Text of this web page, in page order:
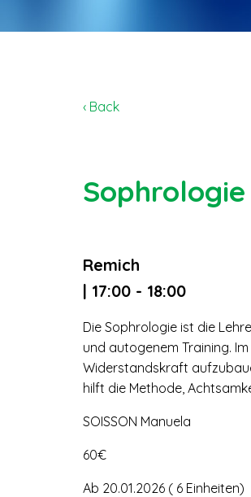
‹ Back
Sophrologie
Remich
| 17:00 - 18:00
Die Sophrologie ist die
und autogenem Training.
Widerstandskraft
hilft die Methode,
SOISSON Manuela
60€
Ab 20.01.2026 ( 6 Einheiten)